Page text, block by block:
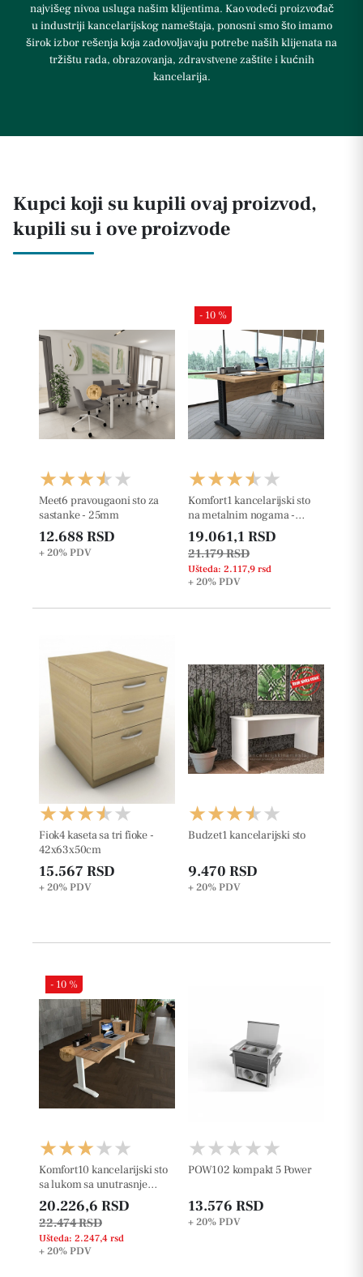
najvišeg nivoa usluga našim klijentima. Kao vodeći proizvođač
u industriji kancelarijskog nameštaja, ponosni smo što imamo
širok izbor rešenja koja zadovoljavaju potrebe naših klijenata na
tržištu rada, obrazovanja, zdravstvene zaštite i kućnih
kancelarija.
Kupci koji su kupili ovaj proizvod,
kupili su i ove proizvode
Meet6 pravougaoni sto za
sastanke - 25mm
12.688 RSD
+ 20%PDV
Komfort1 kancelarijski sto
na metalnim nogama -
36mm
- 10 %
19.061,1 RSD
21.179 RSD
Ušteda: 2.117,9 rsd
+ 20%PDV
Fiok4 kaseta sa tri fioke -
42x63x50cm
15.567 RSD
+ 20%PDV
Budzet1 kancelarijski sto
9.470 RSD
+ 20%PDV
Komfort10 kancelarijski sto
sa lukom sa unutrasnje
strane
- 10 %
20.226,6 RSD
22.474 RSD
Ušteda: 2.247,4 rsd
+ 20%PDV
POW102 kompakt 5 Power
13.576 RSD
+ 20%PDV